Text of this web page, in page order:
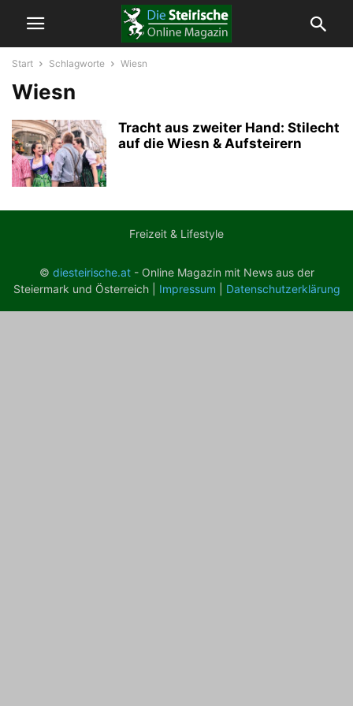
Start Schlagworte Wiesn
Wiesn
Tracht aus zweiter Hand: Stilecht
auf die Wiesn & Aufsteirern
Freizeit & Lifestyle
© diesteirische.at- Online Magazin mit News aus der
Steiermark und Österreich | Impressum Datenschutzerklärung